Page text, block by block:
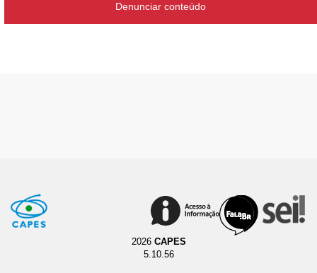
Denunciar conteúdo
2026 CAPES
5.10.56